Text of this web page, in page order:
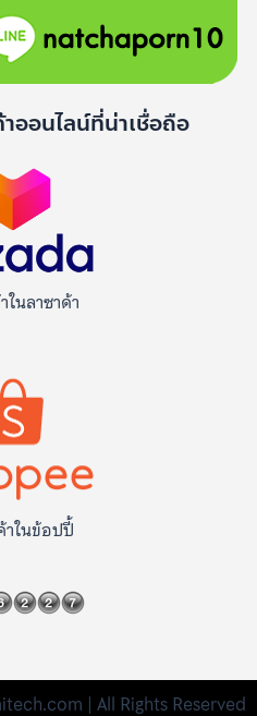
ออนไลน์ที่น่าเชื่อถือ
นลาซาด้า
ในข้อปปี้
| All Rights Reserved